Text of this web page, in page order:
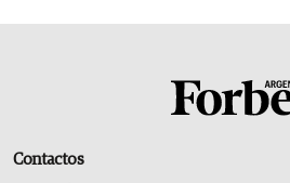
Contactos